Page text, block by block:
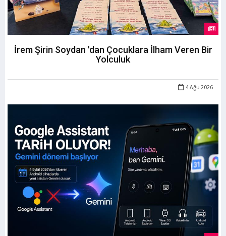
İrem Şirin Soydan 'dan Çocuklara İlham Veren Bir
Yolculuk
4 Ağu 2026